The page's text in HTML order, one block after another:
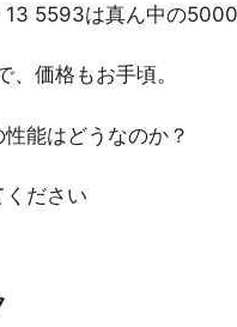
5593は真ん中の
価格もお手頃。
能はどうなのか？
ださい